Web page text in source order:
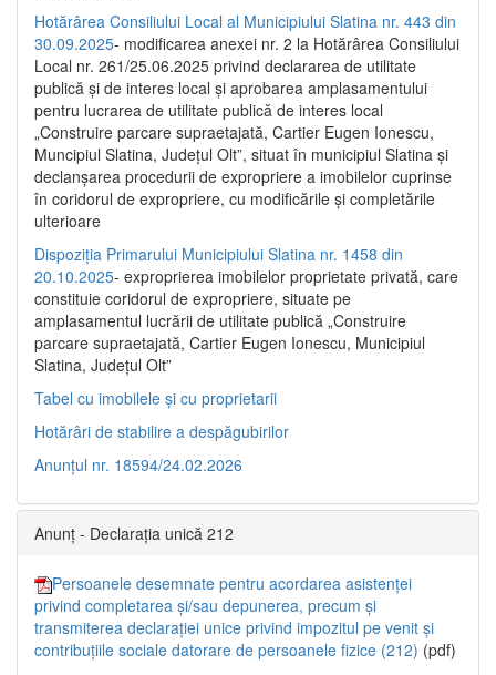
Hotărârea Consiliului Local al Municipiului Slatina nr. 443 din
30.09.2025- modificarea anexei nr. 2 la Hotărârea Consiliului
Local nr. 261/25.06.2025 privind declararea de utilitate
publică şi de interes local şi aprobarea amplasamentului
pentru lucrarea de utilitate publică de interes local
„Construire parcare supraetajată, Cartier Eugen Ionescu,
Muncipiul Slatina, Judeţul Olt”, situat în municipiul Slatina şi
declanşarea procedurii de expropriere a imobilelor cuprinse
în coridorul de expropriere, cu modificările şi completările
ulterioare
Dispoziția Primarului Municipiului Slatina nr. 1458 din
20.10.2025- exproprierea imobilelor proprietate privată, care
constituie coridorul de expropriere, situate pe
amplasamentul lucrării de utilitate publică „Construire
parcare supraetajată, Cartier Eugen Ionescu, Municipiul
Slatina, Județul Olt”
Tabel cu imobilele și cu proprietarii
Hotărâri de stabilire a despăgubirilor
Anunțul nr. 18594/24.02.2026
Anunț - Declarația unică 212
Persoanele desemnate pentru acordarea asistenței
privind completarea și/sau depunerea, precum și
transmiterea declarației unice privind impozitul pe venit și
contribuțiile sociale datorare de persoanele fizice (212) (pdf)